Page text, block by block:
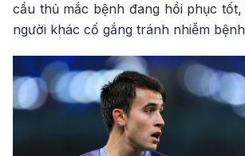
cầu thủ mắc bệnh đang hồi phục
người khác cố gắng tránh nhiễm